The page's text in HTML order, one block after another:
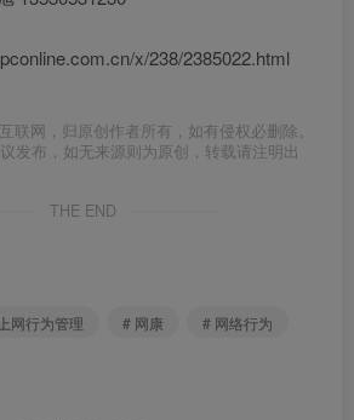
x/238/2385022.html
联网，归原创作者所有，如有侵权必删除。
发布，如无来源则为原创，转载请注明出
THE END
网行为管理 # 网康
# 网络行为